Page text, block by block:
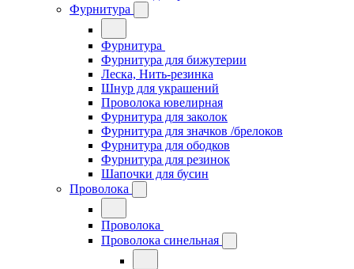
Фурнитура
Фурнитура
Фурнитура для бижутерии
Леска, Нить-резинка
Шнур для украшений
Проволока ювелирная
Фурнитура для заколок
Фурнитура для значков /брелоков
Фурнитура для ободков
Фурнитура для резинок
Шапочки для бусин
Проволока
Проволока
Проволока синельная